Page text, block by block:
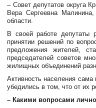
– Совет депутатов округа
Вера Сергеевна
области.
В своей работе депутаты
принятии решений по
предложения жителей,
председателей советов
жилищных объединений
Активность населения
убедились в том, что от их
– Какими вопросами